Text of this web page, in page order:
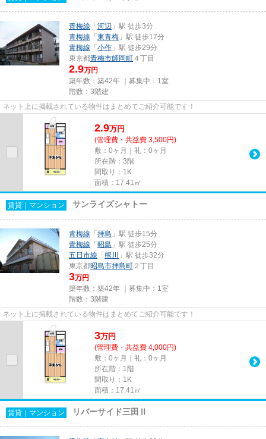
青梅線 「河辺 」駅 徒歩3分
青梅線 「東青梅 」駅 徒歩17分
青梅線 「小作 」駅 徒歩29分
東京都青梅市師岡町 ４丁目
2.9万円
築年数：築42年 ｜募集中： 1室
階数：3階建
ネット上に掲載されている物件はまとめてご紹介可能です！
2.9万円
(管理費・共益費 3,500円)
敷：0ヶ月｜礼：0ヶ月
所在階：3階
間取り：1K
面積：17.41㎡
賃貸｜マンション サンライズシャトー
青梅線 「拝島 」駅 徒歩15分
青梅線 「昭島 」駅 徒歩25分
五日市線 「熊川
」駅 徒歩32分
東京都昭島市拝島町 ２丁目
3万円
築年数：築42年 ｜募集中： 1室
階数：3階建
ネット上に掲載されている物件はまとめてご紹介可能です！
3万円
(管理費・共益費 4,000円)
敷：0ヶ月｜礼：0ヶ月
所在階：1階
間取り：1K
面積：17.41㎡
賃貸｜マンション リバーサイド三田Ⅱ